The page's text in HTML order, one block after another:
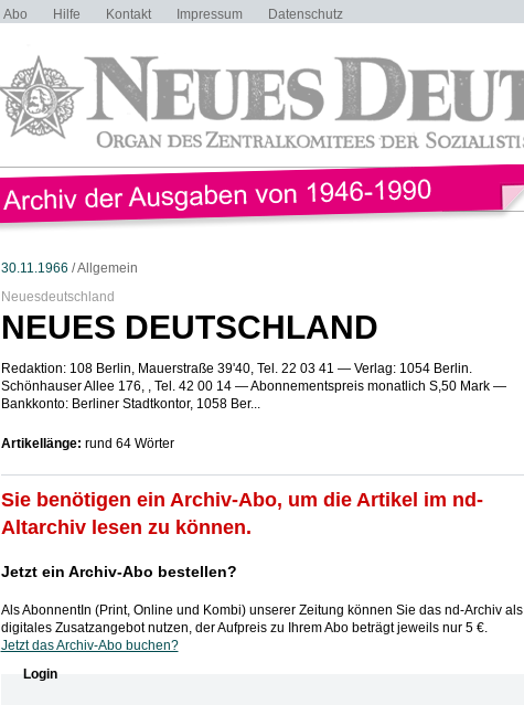
Abo Hilfe Kontakt Impressum Datenschutz
30.11.1966 / Allgemein
Neuesdeutschland
NEUES DEUTSCHLAND
Redaktion: 108 Berlin, Mauerstraße 39'40, Tel. 22 03 41 — Verlag: 1054 Berlin.
Schönhauser Allee 176, , Tel. 42 00 14 — Abonnementspreis monatlich S,50 Mark —
Bankkonto: Berliner Stadtkontor, 1058 Ber...
Artikellänge: rund 64 Wörter
Sie benötigen ein Archiv-Abo, um die Artikel im nd-
Altarchiv lesen zu können.
Jetzt ein Archiv-Abo bestellen?
Als AbonnentIn (Print, Online und Kombi) unserer Zeitung können Sie das nd-Archiv als
digitales Zusatzangebot nutzen, der Aufpreis zu Ihrem Abo beträgt jeweils nur 5 €.
Jetzt das Archiv-Abo buchen?
Login